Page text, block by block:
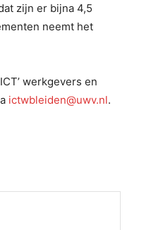
zijn er bijna 4,5
neemt het
werkgevers en
ictwbleiden@uwv.nl.